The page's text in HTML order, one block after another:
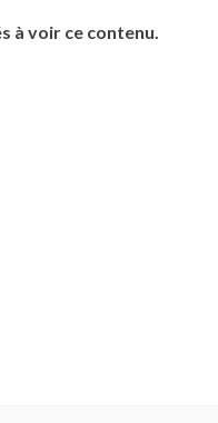
à voir ce contenu.